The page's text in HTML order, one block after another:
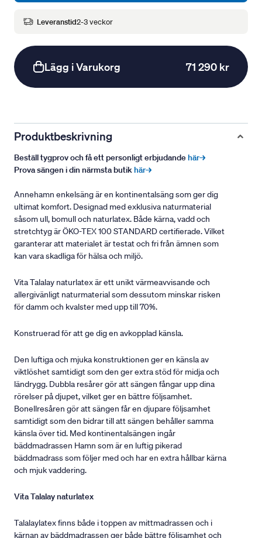
Leveranstid2-3 veckor
Lägg i Varukorg 71 290 kr
Produktbeskrivning
Beställ tygprov och få ett personligt erbjudandehär→
Prova sängen i din närmsta butikhär→
Annehamn enkelsäng är en kontinentalsäng som ger dig
ultimat komfort. Designad med exklusiva naturmaterial
såsom ull, bomull och naturlatex. Både kärna, vadd och
stretchtyg är ÖKO-TEX 100 STANDARD certifierade. Vilket
garanterar att materialet är testat och fri från ämnen som
kan vara skadliga för hälsa och miljö.
Vita Talalay naturlatex är ett unikt värmeavvisande och
allergivänligt naturmaterial som dessutom minskar risken
för damm och kvalster med upp till 70%.
Konstruerad för att ge dig en avkopplad känsla.
Den luftiga och mjuka konstruktionen ger en känsla av
viktlöshet samtidigt som den ger extra stöd för midja och
ländrygg. Dubbla resårer gör att sängen fångar upp dina
rörelser på djupet, vilket ger en bättre följsamhet.
Bonellresåren gör att sängen får en djupare följsamhet
samtidigt som den bidrar till att sängen behåller samma
känsla över tid. Med kontinentalsängen ingår
bäddmadrassen Hamn som är en luftig pikerad
bäddmadrass som följer med och har en extra hållbar kärna
och mjuk vaddering.
Vita Talalay naturlatex
Talalaylatex finns både i toppen av mittmadrassen och i
kärnan av bäddmadrassen ger både bättre följsamhet och